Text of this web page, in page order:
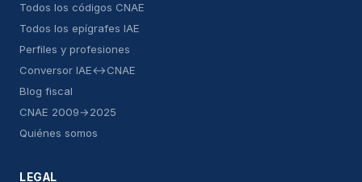
Todos los códigos CNAE
Todos los epígrafes IAE
Perfiles y profesiones
Conversor IAE↔CNAE
Blog fiscal
CNAE 2009→2025
Quiénes somos
LEGAL